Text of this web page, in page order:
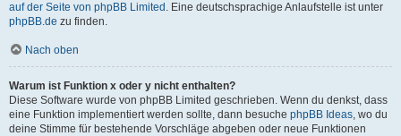
auf der Seite von phpBB Limited . Eine deutschsprachige Anlaufstelle ist unter
phpBB.de zu finden.
Nach oben
Warum ist Funktion x oder y nicht enthalten?
Diese Software wurde von phpBB Limited geschrieben. Wenn du denkst, dass
eine Funktion implementiert werden sollte, dann besuche phpBB Ideas, wo du
deine Stimme für bestehende Vorschläge abgeben oder neue Funktionen